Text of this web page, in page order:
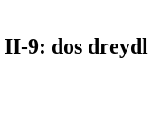
9: dos dreydl